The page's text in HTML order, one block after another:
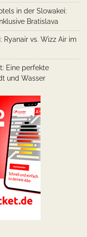
in der Slowakei:
Bratislava
Ryanair vs. Wizz Air im
Eine perfekte
und Wasser